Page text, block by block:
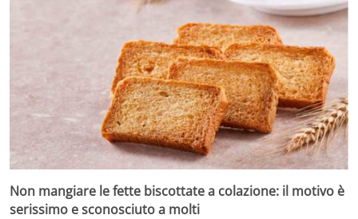
Non mangiare le fette biscottate a colazione: il motivo è
serissimo e sconosciuto a molti